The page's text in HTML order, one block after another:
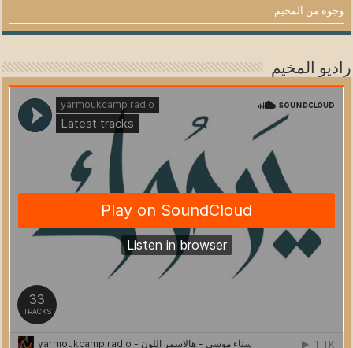
وجوه من المخيم
راديو المخيم